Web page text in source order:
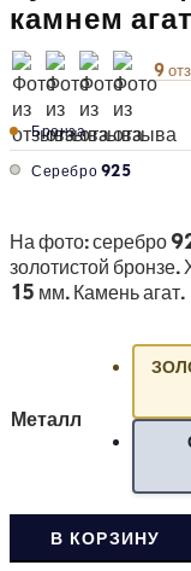
камнем агат
9
Бронза
Серебро 925
На фото: серебро
золотистой бронзе.
15 мм. Камень агат.
Металл
В КОРЗИНУ